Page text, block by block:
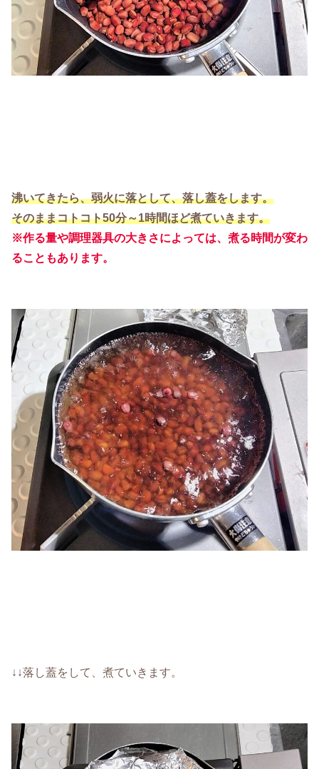
沸いてきたら、弱火に落として、落し蓋をします。
そのままコトコト50分～1時間ほど煮ていきます。
※作る量や調理器具の大きさによっては、煮る時間が変わ
ることもあります。
↓↓落し蓋をして、煮ていきます。